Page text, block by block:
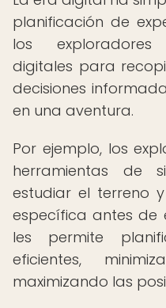
planificación de
los exploradores
digitales para
decisiones
en una aventura.
Por ejemplo, los
herramientas de
estudiar el terreno
específica antes de
les permite
eficientes,
maximizando las